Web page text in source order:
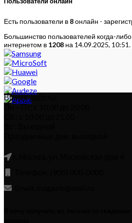
Есть пользователи в 8онлайн -
Большинство пользователей когда-
интернетом в 1208 на 14.09.2025, 10:51.
Время работы:
Пн – Пт: с 10:00 до 20:00